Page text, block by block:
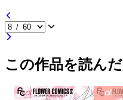
この作品を読ん